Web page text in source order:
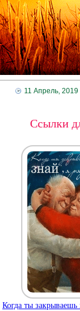
11 Апрель, 2019
Ссылки
Когда ты закрываешь